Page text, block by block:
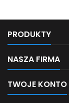
PRODUKTY
NASZA FIRMA
TWOJE KONTO